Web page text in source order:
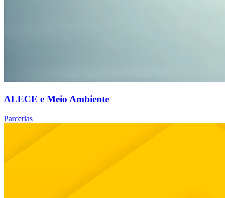
ALECE e Meio Ambiente
Parcerias